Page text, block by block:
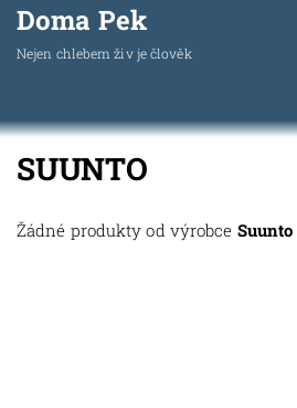
Doma Pek
Nejen chlebem živ je člověk
SUUNTO
Žádné produkty od výrobce Suunto